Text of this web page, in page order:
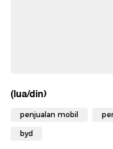
(lua/din)
penjualan mobil
byd